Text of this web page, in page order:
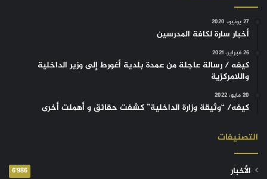
27 يونيو، 2020
أخبار سارة لكافة المدرسين
26 فبراير، 2021
كيفه / رسالة عاجلة من عمدة بلدية أغورط إلى وزير الداخلية
واللامركزية
20 مايو، 2022
كيفه/ “وثيقة وزارة الداخلية” كشفت حقائق و أهملت أخرى
التصنيفات
الأخبار 6٬986